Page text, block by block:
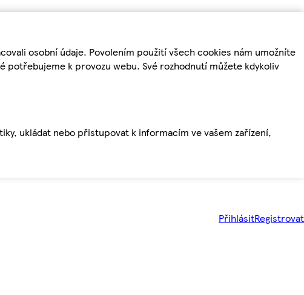
osobní údaje. Povolením použití všech cookies nám umožníte
k provozu webu. Své rozhodnutí můžete kdykoliv
ukládat nebo přistupovat k informacím ve vašem zařízení,
PřihlásitRegistrovat